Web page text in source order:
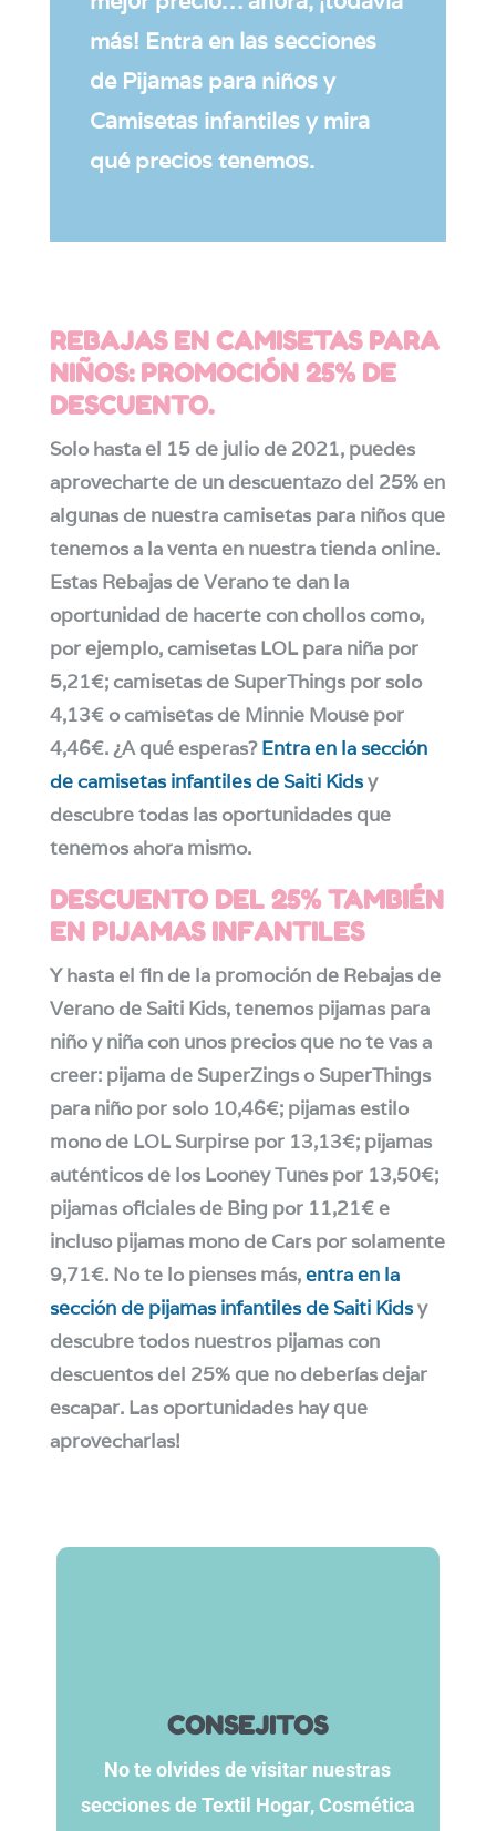
más! Entra en las secciones
de Pijamas para niños y
Camisetas infantiles y mira
qué precios tenemos.
REBAJAS EN CAMISETAS PARA
NIÑOS: PROMOCIÓN 25% DE
DESCUENTO.
Solo hasta el 15 de julio de 2021, puedes
aprovecharte de un descuentazo del 25% en
algunas de nuestra camisetas para niños que
tenemos a la venta en nuestra tienda online.
Estas Rebajas de Verano te dan la
oportunidad de hacerte con chollos como,
por ejemplo, camisetas LOL para niña por
5,21€; camisetas de SuperThings por solo
4,13€ o camisetas de Minnie Mouse por
4,46€. ¿A qué esperas?Entra en la sección
de camisetas infantiles de Saiti Kidsy
descubre todas las oportunidades que
tenemos ahora mismo.
DESCUENTO DEL 25% TAMBIÉN
EN PIJAMAS INFANTILES
Y hasta el fin de la promoción de Rebajas de
Verano de Saiti Kids, tenemos pijamas para
niño y niña con unos precios que no te vas a
creer: pijama de SuperZings o SuperThings
para niño por solo 10,46€; pijamas estilo
mono de LOL Surpirse por 13,13€; pijamas
auténticos de los Looney Tunes por 13,50€;
pijamas oficiales de Bing por 11,21€ e
incluso pijamas mono de Cars por solamente
9,71€. No te lo pienses más,entra en la
sección de pijamas infantiles de Saiti Kidsy
descubre todos nuestros pijamas con
descuentos del 25% que no deberías dejar
escapar. Las oportunidades hay que
aprovecharlas!
CONSEJITOS
No te olvides de visitar nuestras
secciones de Textil Hogar, Cosmética